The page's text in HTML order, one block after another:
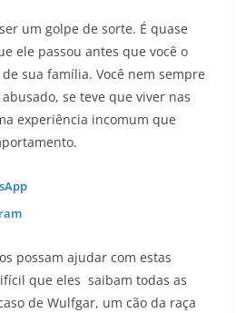
um golpe de sorte. É quase
ele passou antes que você o
sua família. Você nem sempre
se teve que viver nas
experiência incomum que
possam ajudar com estas
que eles saibam todas as
de Wulfgar, um cão da raça